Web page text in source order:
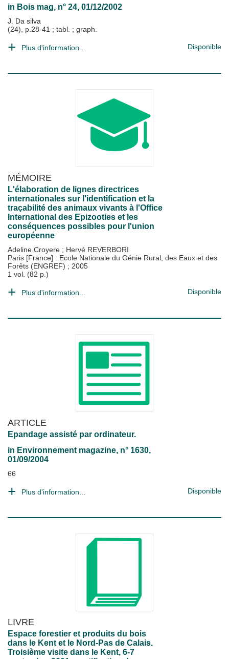
in Bois mag, n° 24, 01/12/2002
J. Da silva
(24), p.28-41 ; tabl. ; graph.
Plus d'information... Disponible
MÉMOIRE
L'élaboration de lignes directrices
internationales sur l'identification et la
traçabilité des animaux vivants à l'Office
International des Epizooties et les
conséquences possibles pour l'union
européenne
Adeline Croyere ; Hervé REVERBORI
Paris [France] : Ecole Nationale du Génie Rural, des Eaux et des
Forêts (ENGREF) ; 2005
1 vol. (82 p.)
Plus d'information... Disponible
ARTICLE
Epandage assisté par ordinateur.
in Environnement magazine, n° 1630,
01/09/2004
66
Plus d'information... Disponible
LIVRE
Espace forestier et produits du bois
dans le Kent et le Nord-Pas de Calais.
Troisième visite dans le Kent, 6-7